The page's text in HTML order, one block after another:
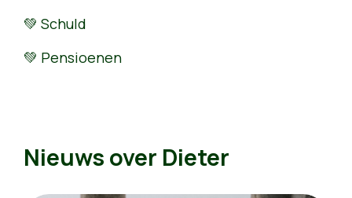
💚 Schuld
💚 Pensioenen
Nieuws over Dieter